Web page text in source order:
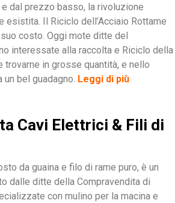
dal prezzo basso, la rivoluzione
esistita. Il Riciclo dell’Acciaio Rottame
costo. Oggi mote ditte del
interessate alla raccolta e Riciclo della
trovarne in grosse quantità, e nello
bel guadagno. Leggi di più
Cavi Elettrici & Fili di
da guaina e filo di rame puro, è un
dalle ditte della Compravendita di
con mulino per la macina e